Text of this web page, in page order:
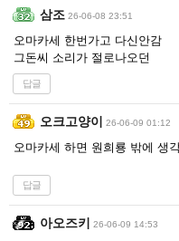
삼조 26-06-08 23:51
오마카세 한번가고 다신안감
그돈씨 소리가 절로나오던
답글
오크고양이 26-06-09 01:12
오마카세 하면 원희룡 밖에 생
답글
아오즈키 26-06-09 14:53